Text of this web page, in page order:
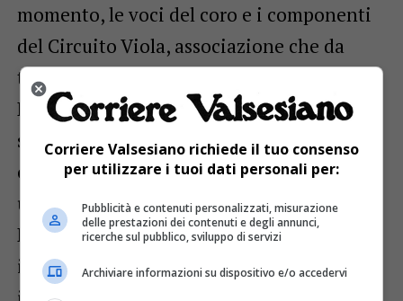
momento, le voci del coro e i componenti
del Circuito Viola, associazione che da
tempo collabora con il Cammino della
Luce. Sul cero, come lo scorso anno, sono
stati attaccati dei cuoricini di carta, su cui
ognuno ha potuto scrivere una preghiera,
un pensiero, un nome, una intenzione.
L’emozionante cerimonia è terminata con
il canto «Madonna Nera», prima del rientro
Corriere Valsesiano richiede il tuo consenso
per utilizzare i tuoi dati personali per:
Pubblicità e contenuti personalizzati, misurazione
delle prestazioni dei contenuti e degli annunci,
ricerche sul pubblico, sviluppo di servizi
Archiviare informazioni su dispositivo e/o accedervi